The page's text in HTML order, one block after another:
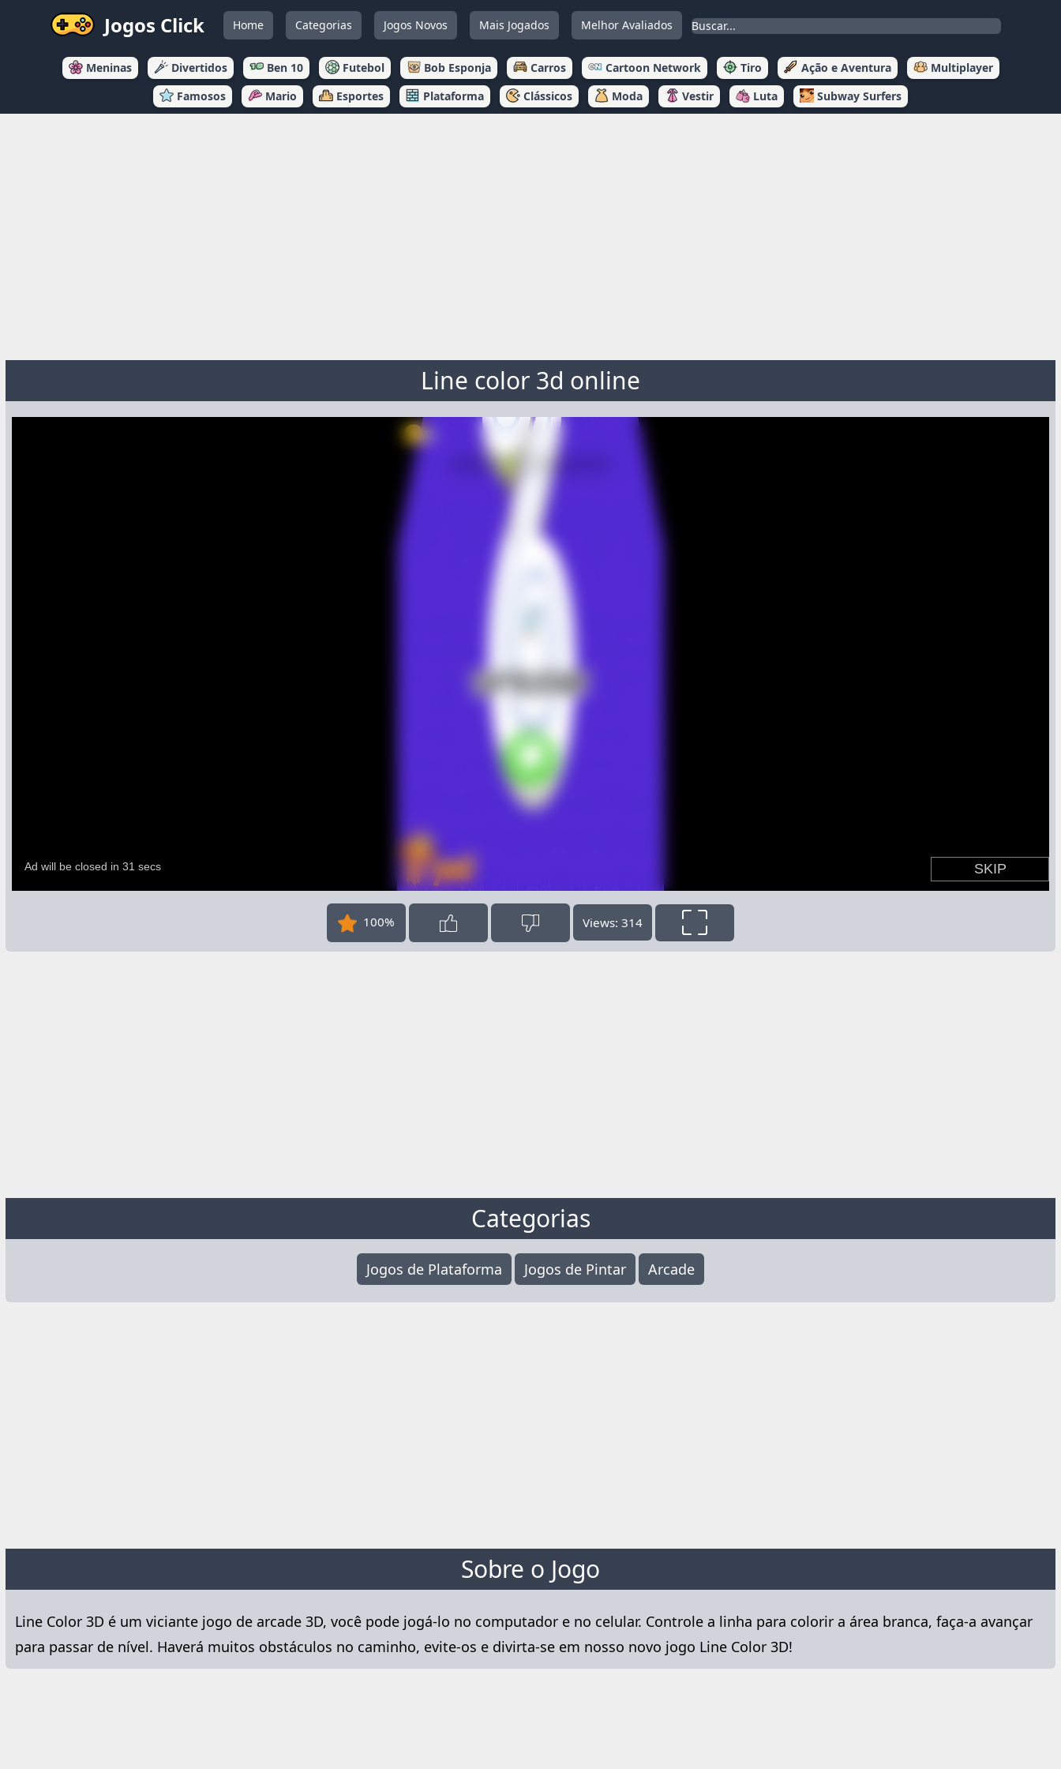
Jogos Click Home Categorias Jogos Novos Mais Jogados Melhor Avaliados
Meninas Divertidos Ben 10 Futebol Bob Esponja Carros Cartoon Network Tiro Ação e Aventura
Multiplayer
Famosos
Mario Esportes Plataforma Clássicos Moda Vestir Luta Subway Surfers
Line color 3d online
100% Views: 314
Categorias
Jogos de Plataforma Jogos de Pintar Arcade
Sobre o Jogo
Line Color 3D é um viciante jogo de arcade 3D, você pode jogá-lo no computador e no celular. Controle a linha para colorir a área branca, faça-a avançar
para passar de nível. Haverá muitos obstáculos no caminho, evite-os e divirta-se em nosso novo jogo Line Color 3D!